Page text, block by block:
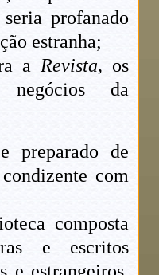
profanado
estranha;
a Revista, os
da
preparado de
com
composta
e escritos